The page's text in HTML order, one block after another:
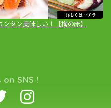
タン美味しい！【梅の床】
SNS !